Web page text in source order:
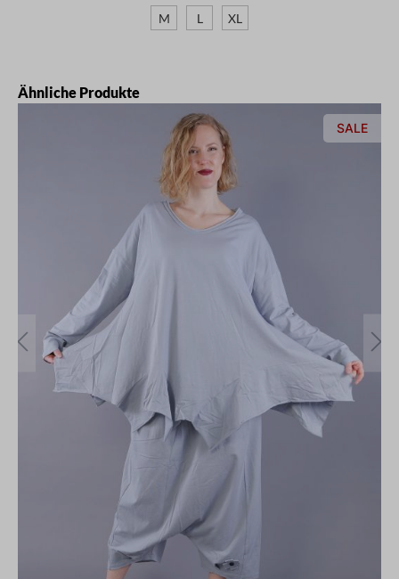
M L XL
Produktgalerie überspringen
Ähnliche Produkte
SALE